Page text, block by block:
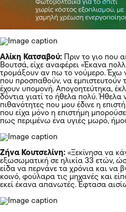
Αλίκη Κατσαβού: Πριν το γιο που
Βουτσά, είχε αναφέρει «Έκανα
τρομάξουν αν πω το νούμερο. Έχω
που προσπαθούν, να εμπιστευτούν
έχουν υπομονή. Απογοητεύτηκα,
δόντια γιατί το ήθελα πολύ. Ήθελα
πιθανότητες που μου έδινε η
που είχα μόνο η επιστήμη
πως περιμένω ένα υγιές μωρό,
Ζήνα Κουτσελίνη: «Ξεκίνησα να
εξωσωματική σε ηλικία 33 ετών,
είδα να περνάνε τα χρόνια και να
κοινό, φούλαρα τις μηχανές και
εκεί έκανα απανωτές. Έφτασα